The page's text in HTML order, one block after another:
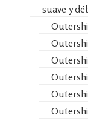
suave y